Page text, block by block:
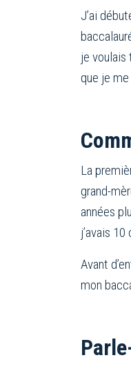
J’ai
je
que je
La
grand-
années
j’avais
Avant
mon